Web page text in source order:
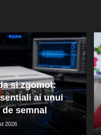
si zgomot:
ai unui
semnal
2026